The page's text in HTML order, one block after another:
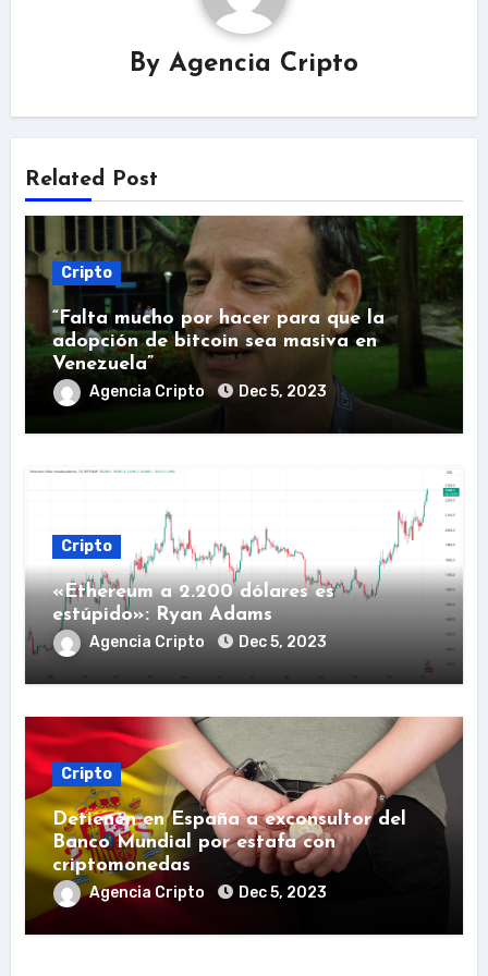
By Agencia Cripto
Related Post
Cripto
“Falta mucho por hacer para que la
adopción de bitcoin sea masiva en
Venezuela”
Agencia Cripto Dec 5, 2023
Cripto
«Ethereum a 2.200 dólares es
estúpido»: Ryan Adams
Agencia Cripto Dec 5, 2023
Cripto
Detienen en España a exconsultor del
Banco Mundial por estafa con
criptomonedas
Agencia Cripto Dec 5, 2023